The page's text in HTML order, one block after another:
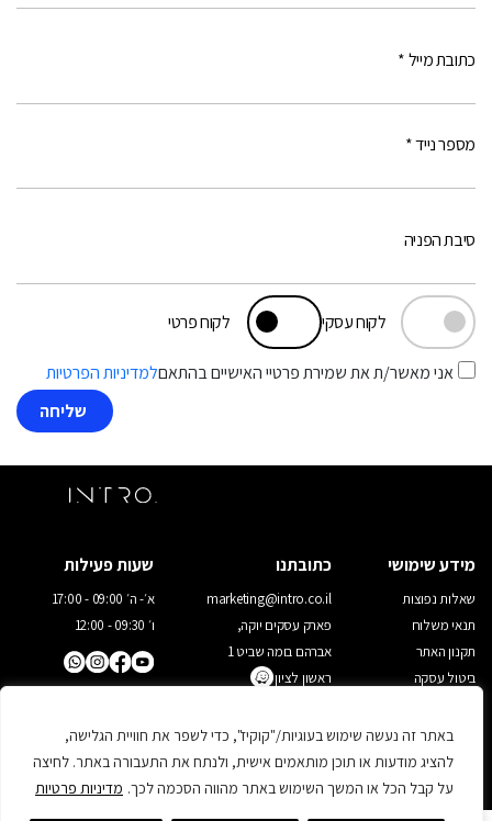
באתר זה נעשה שימוש בעוגיות/"קוקיז", כדי לשפר את חוויית הגלישה,
להציג מודעות או תוכן מותאמים אישית, ולנתח את התעבורה באתר. לחיצה
על קבל הכל או המשך השימוש באתר מהווה הסכמה לכך. מדיניות פרטיות
כתובת מייל *
מספר נייד *
לקוח עסקי לקוח פרטי
סיבת הפניה
אני מאשר/ת את שמירת פרטיי האישיים בהתאםלמדיניות הפרטיות
מידע שימושי
שאלות נפוצות
תנאי משלוח
תקנון האתר
ביטול עסקה
שעות פעילות
א׳- ה׳ 09:00 - 17:00
ו׳ 09:30 - 12:00
כתובתנו
marketing@intro.co.il
פארק עסקים יוקה,
אברהם בומה שביט 1
ראשון לציון
אפיון ועיצוב אתרים: משק 8